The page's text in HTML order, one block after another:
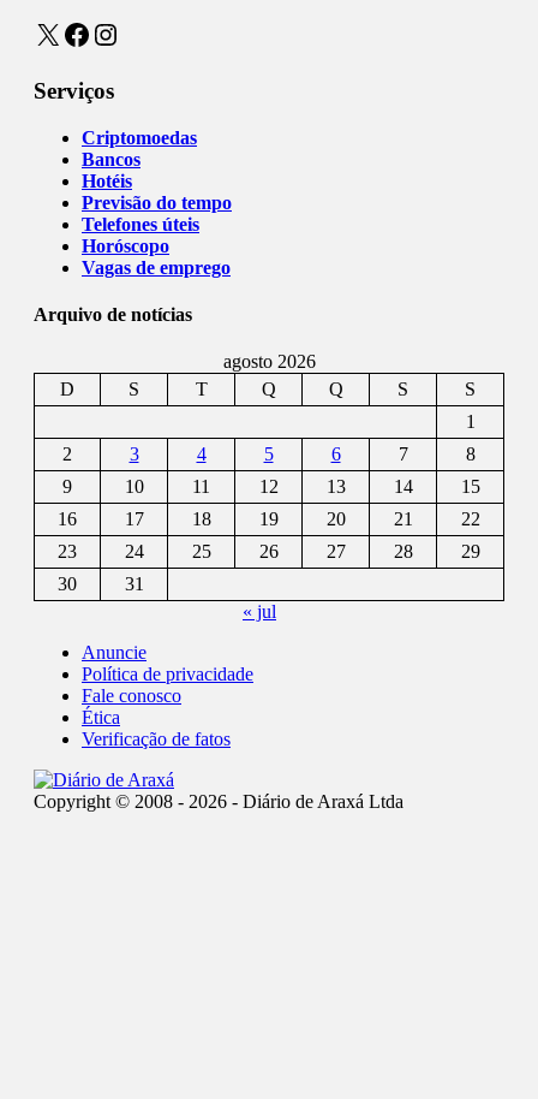
X Facebook
Instagram
Serviços
Criptomoedas
Bancos
Hotéis
Previsão do tempo
Telefones úteis
Horóscopo
Vagas de emprego
Arquivo de notícias
agosto 2026
D
S T Q Q S
S
1
2
3 4 5 6 7
8
9
10 11 12 13 14
15
16
17 18 19 20 21
22
23
24 25 26 27 28
29
30
31
« jul
Anuncie
Política de privacidade
Fale conosco
Ética
Verificação de fatos
Copyright © 2008 - 2026 - Diário de Araxá Ltda